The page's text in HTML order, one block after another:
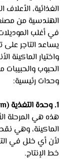
الغذائية، الأعلاف
الهندسية من
في أغلب
يساعد التاجر
واختيار الماكينة
الحبوب
وحدات رئيسية:
1. وحدة التغذية (Feeding System):
هذه هي المرحلة
الماكينة، وهي
لأن أي خلل في
خط الإنتاج.